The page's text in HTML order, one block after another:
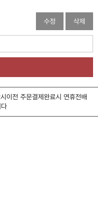
수정 삭제
전 주문결제완료시 연휴전배